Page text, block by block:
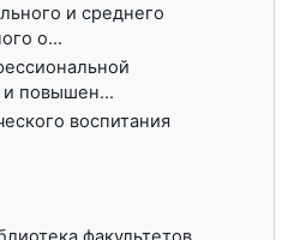
и среднего
о...
и повышен...
воспитания